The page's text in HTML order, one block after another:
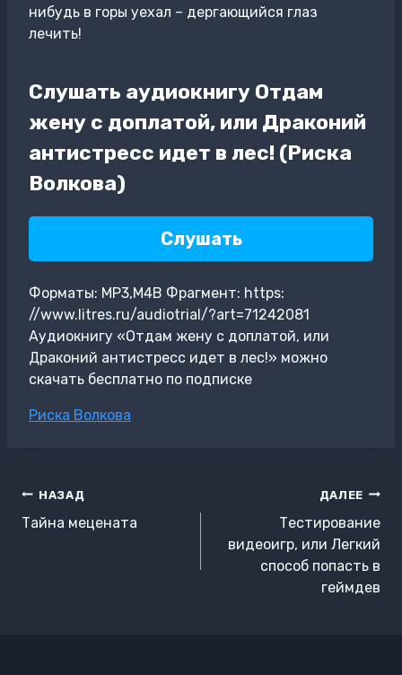
нибудь в горы уехал – дергающийся глаз
лечить!
Слушать аудиокнигу Отдам
жену с доплатой, или Драконий
антистресс идет в лес! (Риска
Волкова)
Слушать
Форматы: MP3,M4B Фрагмент: https:
//www.litres.ru/audiotrial/?art=71242081
Аудиокнигу «Отдам жену с доплатой, или
Драконий антистресс идет в лес!» можно
скачать бесплатно по подписке
Метки
Риска Волкова
Навигация
по
НАЗАД
Тайна мецената
ДАЛЕЕ
Тестирование
видеоигр, или Легкий
способ попасть в
геймдев